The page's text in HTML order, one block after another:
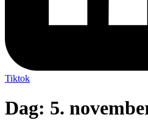
Tiktok
Dag: 5.